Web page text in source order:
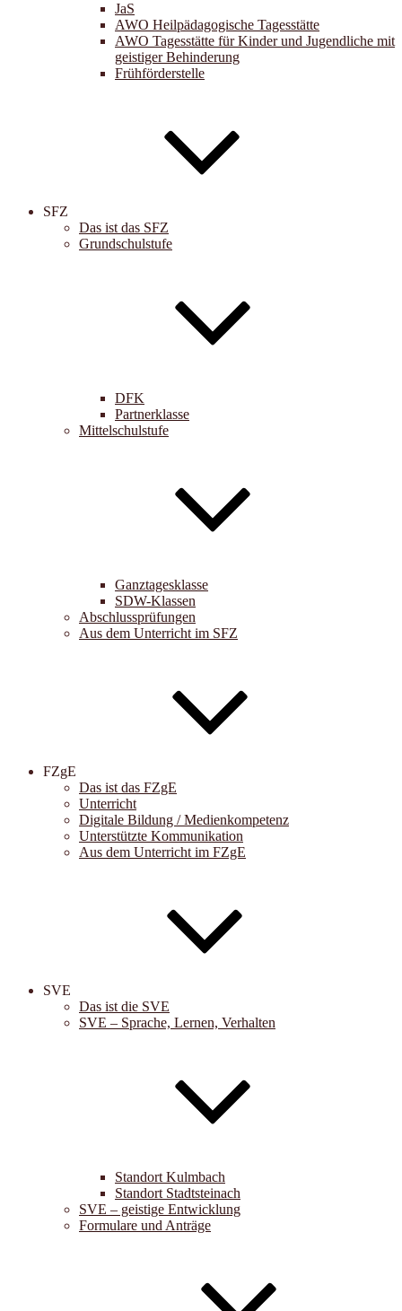
JaS
AWO Heilpädagogische Tagesstätte
AWO Tagesstätte für Kinder und Jugendliche mit
geistiger Behinderung
Frühförderstelle
SFZ
Das ist das SFZ
Grundschulstufe
DFK
Partnerklasse
Mittelschulstufe
Ganztagesklasse
SDW-Klassen
Abschlussprüfungen
Aus dem Unterricht im SFZ
FZgE
Das ist das FZgE
Unterricht
Digitale Bildung / Medienkompetenz
Unterstützte Kommunikation
Aus dem Unterricht im FZgE
SVE
Das ist die SVE
SVE – Sprache, Lernen, Verhalten
Standort Kulmbach
Standort Stadtsteinach
SVE – geistige Entwicklung
Formulare und Anträge